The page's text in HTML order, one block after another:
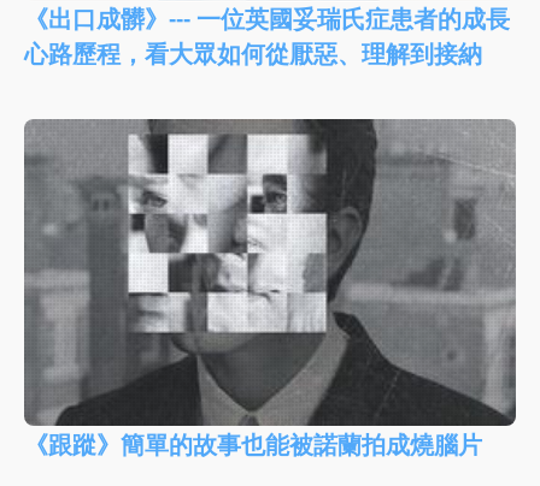
《出口成髒》--- 一位英國妥瑞氏症患者的成長
心路歷程，看大眾如何從厭惡、理解到接納
《跟蹤》簡單的故事也能被諾蘭拍成燒腦片